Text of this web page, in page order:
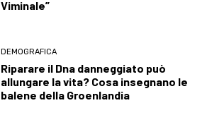
Viminale”
DEMOGRAFICA
Riparare il Dna danneggiato può
allungare la vita? Cosa insegnano le
balene della Groenlandia